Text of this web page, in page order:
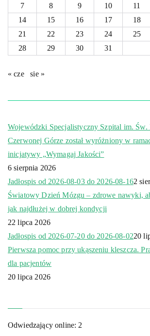
7
8 9 10 11
14
15 16 17 18
21
22 23 24 25
28
29 30 31
« cze sie »
Wojewódzki Specjalistyczny Szpital im. Św.
Czerwonej Górze został wyróżniony w
inicjatywy „Wymagaj Jakości”
6 sierpnia 2026
Jadłospis od 2026-08-03 do 2026-08-162
Światowy Dzień Mózgu – zdrowe nawyki,
jak najdłużej w dobrej kondycji
22 lipca 2026
Jadłospis od 2026-07-20 do 2026-08-0220
Pierwsza pomoc przy ukąszeniu kleszcza.
dla pacjentów
20 lipca 2026
Odwiedzający online: 2